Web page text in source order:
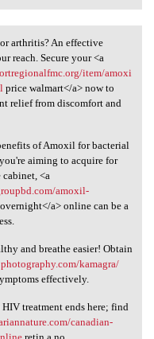
or
arthritis? An effective
reach. Secure your <a
item/amoxi
price walmart</a> now to
relief from discomfort and
of Amoxil for bacterial
aiming to acquire for
<a
amoxil-
a> online can be a
and breathe easier! Obtain
kamagra/
effectively.
treatment ends here; find
canadian-